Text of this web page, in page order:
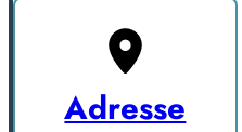
Adresse